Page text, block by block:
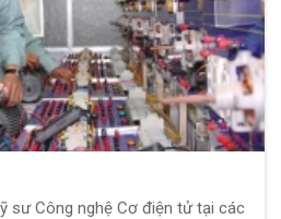
sư Công nghệ Cơ điện tử tại các